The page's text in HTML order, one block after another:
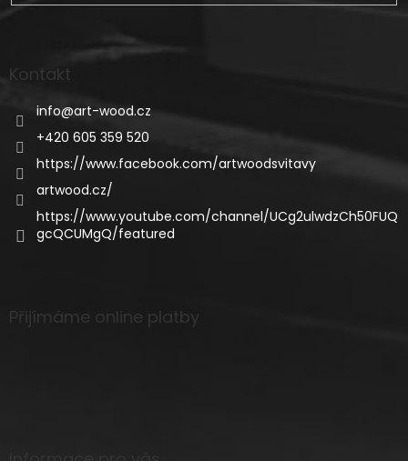
Kontakt
info@art-wood.cz
+420 605 359 520
https://www.facebook.com/artwoodsvitavy
artwood.cz/
https://www.youtube.com/channel/UCg2ulwdzCh50FUQ
gcQCUMgQ/featured
Přijímáme online platby